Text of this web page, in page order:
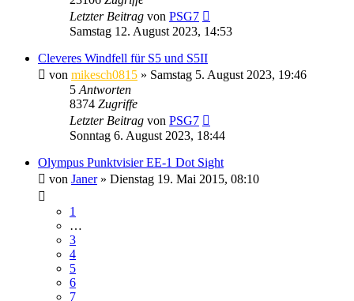
Letzter Beitrag von PSG7
Samstag 12. August 2023, 14:53
Cleveres Windfell für S5 und S5II
von mikesch0815 » Samstag 5. August 2023, 19:46
5 Antworten
8374 Zugriffe
Letzter Beitrag von PSG7
Sonntag 6. August 2023, 18:44
Olympus Punktvisier EE‑1 Dot Sight
von Janer» Dienstag 19. Mai 2015, 08:10
1
…
3
4
5
6
7